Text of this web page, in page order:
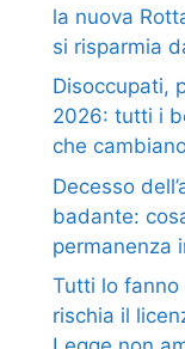
la nuova
si risparmia
Disoccupati,
2026: tutti i
che
Decesso
badante:
permanenza
Tutti lo fanno
rischia il